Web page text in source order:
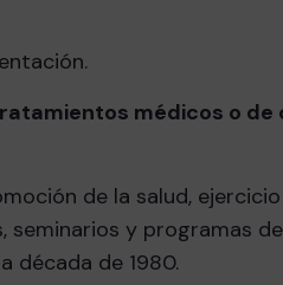
médicos o
de la salud,
seminarios y programas de
década de 1980.